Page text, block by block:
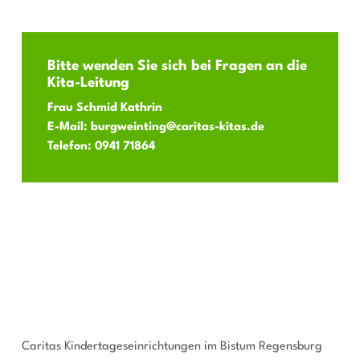
Bitte wenden Sie sich bei Fragen an die
Kita-Leitung
Frau Schmid Kathrin
E-Mail: burgweinting@caritas-kitas.de
Telefon: 0941 71864
Caritas Kindertageseinrichtungen im Bistum Regensburg